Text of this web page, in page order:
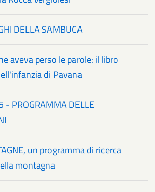
DELLA SAMBUCA
aveva perso le parole: il libro
di Pavana
- PROGRAMMA DELLE
un programma di ricerca
montagna